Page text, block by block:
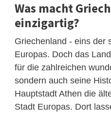
Was macht
einzigartig?
Griechenland - eins der
Europas. Doch das
für die zahlreichen
sondern auch seine
Hauptstadt Athen die
Stadt Europas. Dort